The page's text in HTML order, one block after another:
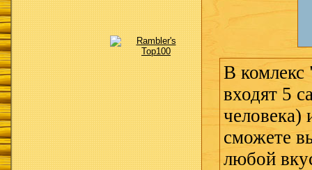
В комлекс
входят 5
сможете
любой